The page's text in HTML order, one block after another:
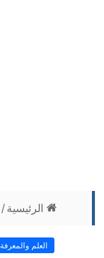
الرئيسية/
العلم والمعرفة